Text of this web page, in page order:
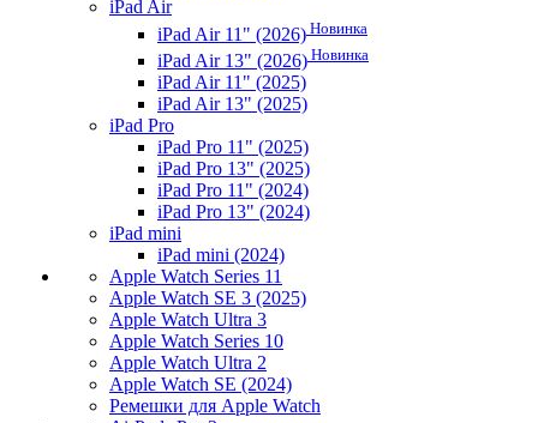
iPad Air
iPad Air 11" (2026) Новинка
iPad Air 13" (2026) Новинка
iPad Air 11" (2025)
iPad Air 13" (2025)
iPad Pro
iPad Pro 11" (2025)
iPad Pro 13" (2025)
iPad Pro 11" (2024)
iPad Pro 13" (2024)
iPad mini
iPad mini (2024)
Apple Watch Series 11
Apple Watch SE 3 (2025)
Apple Watch Ultra 3
Apple Watch Series 10
Apple Watch Ultra 2
Apple Watch SE (2024)
Ремешки для Apple Watch